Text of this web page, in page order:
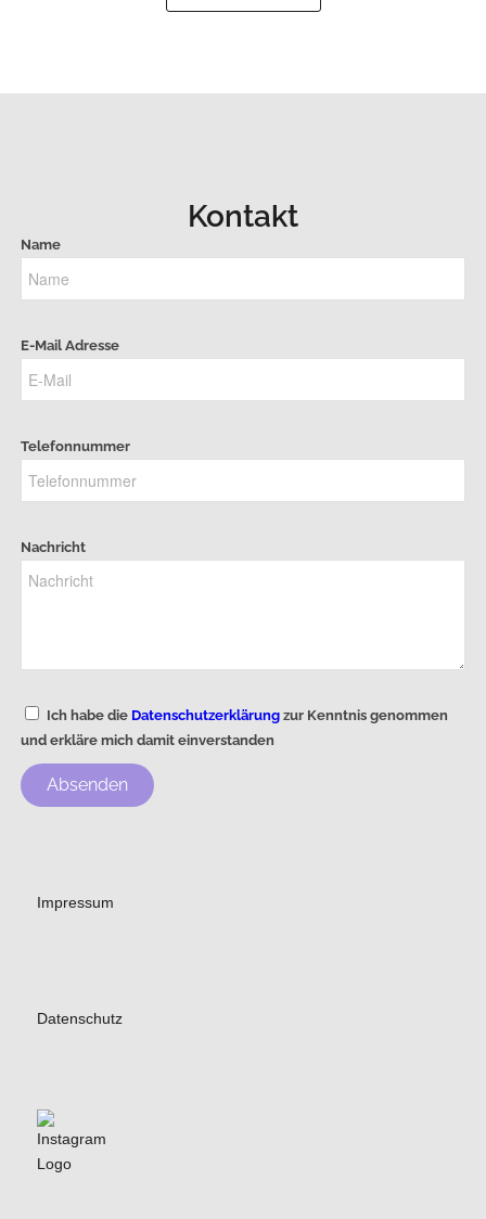
Kontakt
Name
E-Mail Adresse
Telefonnummer
Nachricht
Ich habe die Datenschutzerklärung zur Kenntnis genommen
und erkläre mich damit einverstanden
Absenden
Impressum
Datenschutz